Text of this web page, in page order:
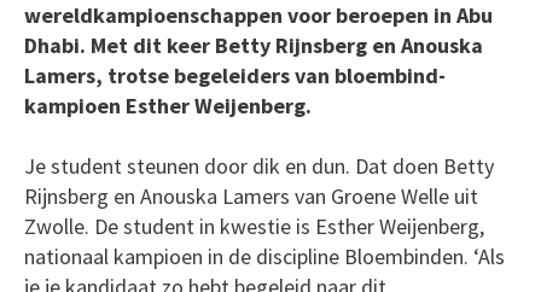
wereldkampioenschappen voor beroepen in Abu
Dhabi. Met dit keer Betty Rijnsberg en Anouska
Lamers, trotse begeleiders van bloembind-
kampioen Esther Weijenberg.
Je student steunen door dik en dun. Dat doen Betty
Rijnsberg en Anouska Lamers van Groene Welle uit
Zwolle. De student in kwestie is Esther Weijenberg,
nationaal kampioen in de discipline Bloembinden. ‘Als